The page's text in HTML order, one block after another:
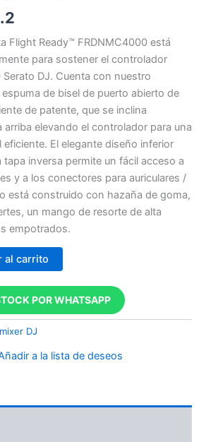
Flight Ready™ FRDNMC4000 está
para sostener el controlador
DJ. Cuenta con nuestro
de bisel de puerto abierto de
de patente, que se inclina
arriba elevando el controlador para una
El elegante diseño inferior
inversa permite un fácil acceso a
y a los conectores para auriculares /
está construido con hazaña de goma,
un mango de resorte de alta
empotrados.
al carrito
POR WHATSAPP
DJ
a la lista de deseos